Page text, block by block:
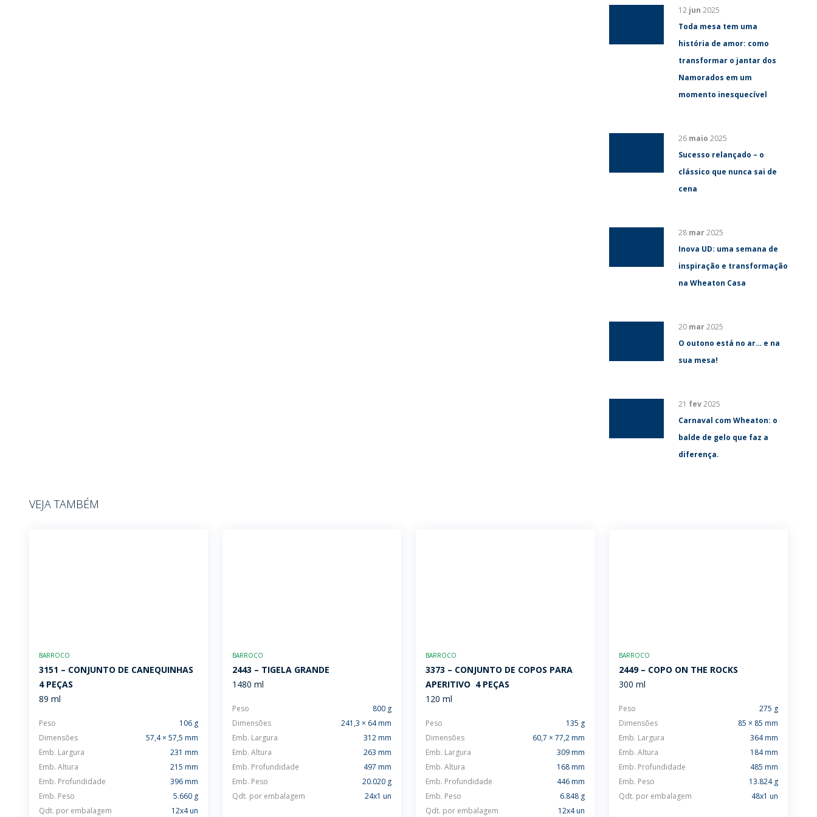
12 jun 2025
Toda mesa tem uma
história de amor: como
transformar o jantar dos
Namorados em um
momento inesquecível
26 maio 2025
Sucesso relançado – o
clássico que nunca sai de
cena
28 mar2025
Inova UD: uma semana de
inspiração e transformação
na Wheaton Casa
20 mar2025
O outono está no ar… e na
sua mesa!
21 fev2025
Carnaval com Wheaton: o
balde de gelo que faz a
diferença.
VEJA TAMBÉM
BARROCO
3151 – CONJUNTO DE CANEQUINHAS 
4 PEÇAS
89 ml
Peso
106 g
Dimensões
57,4 × 57,5 mm
Emb. Largura
231 mm
Emb. Altura
215 mm
Emb. Profundidade
396 mm
Emb. Peso
5.660 g
Qdt. por embalagem
12x4 un
BARROCO
2443 – TIGELA GRANDE
1480 ml
Peso
800 g
Dimensões
241,3 × 64 mm
Emb. Largura
312 mm
Emb. Altura
263 mm
Emb. Profundidade
497 mm
Emb. Peso
20.020 g
Qdt. por embalagem
24x1 un
BARROCO
3373 – CONJUNTO DE COPOS PARA
APERITIVO  4 PEÇAS
120 ml
Peso
135 g
Dimensões
60,7 × 77,2 mm
Emb. Largura
309 mm
Emb. Altura
168 mm
Emb. Profundidade
446 mm
Emb. Peso
6.848 g
Qdt. por embalagem
12x4 un
BARROCO
2449 – COPO ON THE ROCKS
300 ml
Peso
275 g
Dimensões
85 × 85 mm
Emb. Largura
364 mm
Emb. Altura
184 mm
Emb. Profundidade
485 mm
Emb. Peso
13.824 g
Qdt. por embalagem
48x1 un